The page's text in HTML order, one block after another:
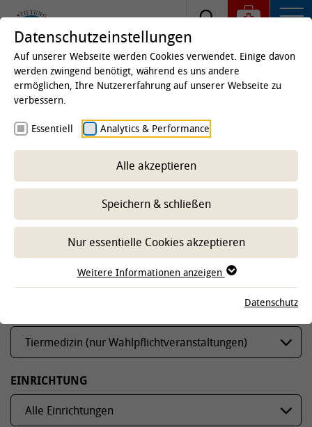
Startseite
(ITTN)
Lehre
Tiermedizin (nur
Wahlpflichtveranstaltungen)
-- Unterbereich wählen --
Sommersemester 2026
EINRICHTUNG
Datenschutzeinstellungen
Auf unserer Webseite werden Cookies verwendet. Einige davon
werden zwingend benötigt, während es uns andere
ermöglichen, Ihre Nutzererfahrung auf unserer Webseite zu
verbessern.
Essentiell Analytics & Performance
Alle akzeptieren
Speichern & schließen
Nur essentielle Cookies akzeptieren
Weitere Informationen anzeigen
Datenschutz